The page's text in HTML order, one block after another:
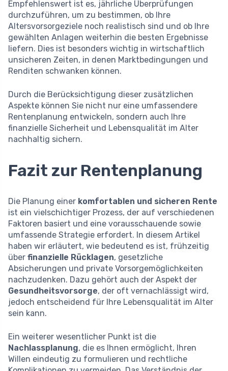
Empfehlenswert ist es, jährliche Überprüfungen
durchzuführen, um zu bestimmen, ob Ihre
Altersvorsorgeziele noch realistisch sind und ob Ihre
gewählten Anlagen weiterhin die besten Ergebnisse
liefern. Dies ist besonders wichtig in wirtschaftlich
unsicheren Zeiten, in denen Marktbedingungen und
Renditen schwanken können.
Durch die Berücksichtigung dieser zusätzlichen
Aspekte können Sie nicht nur eine umfassendere
Rentenplanung entwickeln, sondern auch Ihre
finanzielle Sicherheit und Lebensqualität im Alter
nachhaltig sichern.
Fazit zur Rentenplanung
Die Planung einer komfortablen und sicheren Rente
ist ein vielschichtiger Prozess, der auf verschiedenen
Faktoren basiert und eine vorausschauende sowie
umfassende Strategie erfordert. In diesem Artikel
haben wir erläutert, wie bedeutend es ist, frühzeitig
über finanzielle Rücklagen, gesetzliche
Absicherungen und private Vorsorgemöglichkeiten
nachzudenken. Dazu gehört auch der Aspekt der
Gesundheitsvorsorge, der oft vernachlässigt wird,
jedoch entscheidend für Ihre Lebensqualität im Alter
sein kann.
Ein weiterer wesentlicher Punkt ist die
Nachlassplanung, die es Ihnen ermöglicht, Ihren
Willen eindeutig zu formulieren und rechtliche